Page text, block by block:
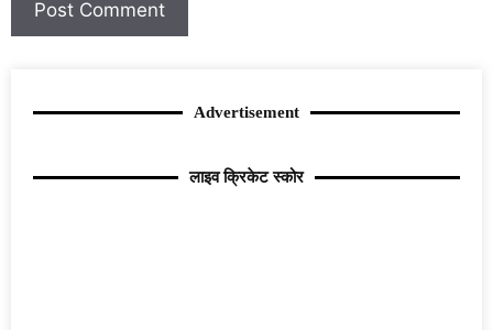
Advertisement
लाइव क्रिकेट स्कोर